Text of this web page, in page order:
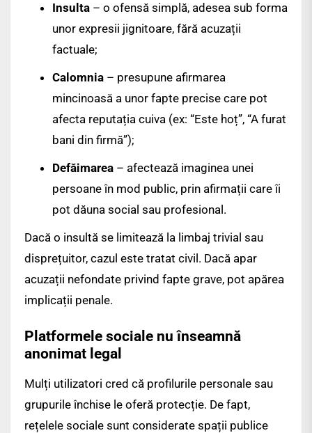
Insulta – o ofensă simplă, adesea sub forma
unor expresii jignitoare, fără acuzații
factuale;
Calomnia – presupune afirmarea
mincinoasă a unor fapte precise care pot
afecta reputația cuiva (ex: “Este hoț”, “A furat
bani din firmă”);
Defăimarea – afectează imaginea unei
persoane în mod public, prin afirmații care îi
pot dăuna social sau profesional.
Dacă o insultă se limitează la limbaj trivial sau
disprețuitor, cazul este tratat civil. Dacă apar
acuzații nefondate privind fapte grave, pot apărea
implicații penale.
Platformele sociale nu înseamnă
anonimat legal
Mulți utilizatori cred că profilurile personale sau
grupurile închise le oferă protecție. De fapt,
rețelele sociale sunt considerate spații publice